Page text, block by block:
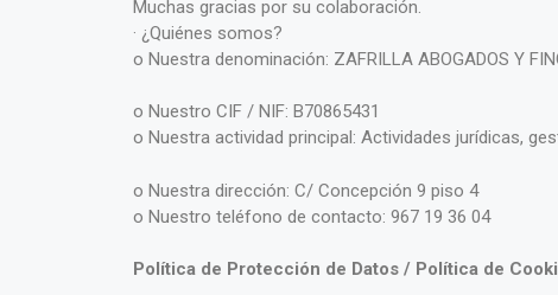
Muchas gracias por su colaboración.
· ¿Quiénes somos?
o Nuestra denominación: ZAFRILLA ABOGADOS Y
o Nuestro CIF / NIF: B70865431
o Nuestra actividad principal: Actividades jurídicas,
o Nuestra dirección: C/ Concepción 9 piso 4
o Nuestro teléfono de contacto: 967 19 36 04
Política de Protección de Datos / Política de